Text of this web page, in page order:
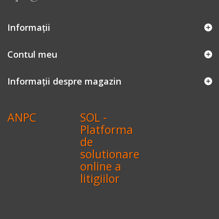
Informaţii
Contul meu
Informații despre magazin
ANPC SOL -
Platforma
de
solutionare
online a
litigiilor